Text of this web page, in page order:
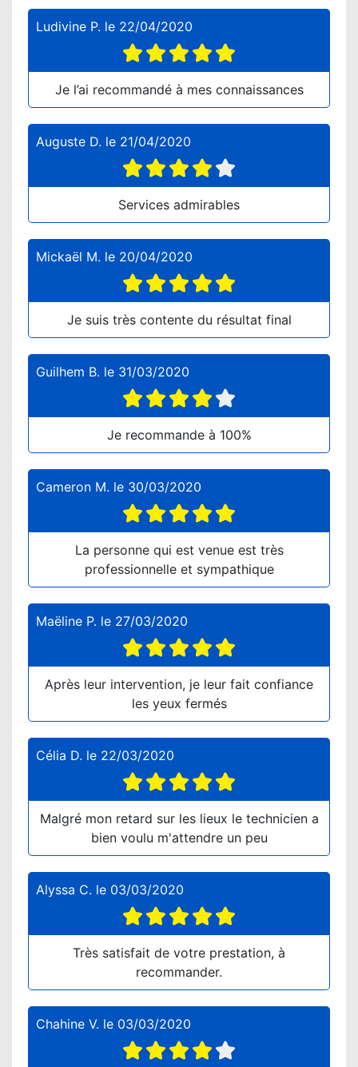
Ludivine P. le 22/04/2020
Je l’ai recommandé à mes connaissances
Auguste D. le 21/04/2020
Services admirables
Mickaël M. le 20/04/2020
Je suis très contente du résultat final
Guilhem B. le 31/03/2020
Je recommande à 100%
Cameron M. le 30/03/2020
La personne qui est venue est très
professionnelle et sympathique
Maëline P. le 27/03/2020
Après leur intervention, je leur fait confiance
les yeux fermés
Célia D. le 22/03/2020
Malgré mon retard sur les lieux le technicien a
bien voulu m'attendre un peu
Alyssa C. le 03/03/2020
Très satisfait de votre prestation, à
recommander.
Chahine V. le 03/03/2020